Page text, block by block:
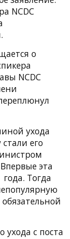
NCDC
о
NCDC
ухода
его
эта
Тогда
ухода с поста